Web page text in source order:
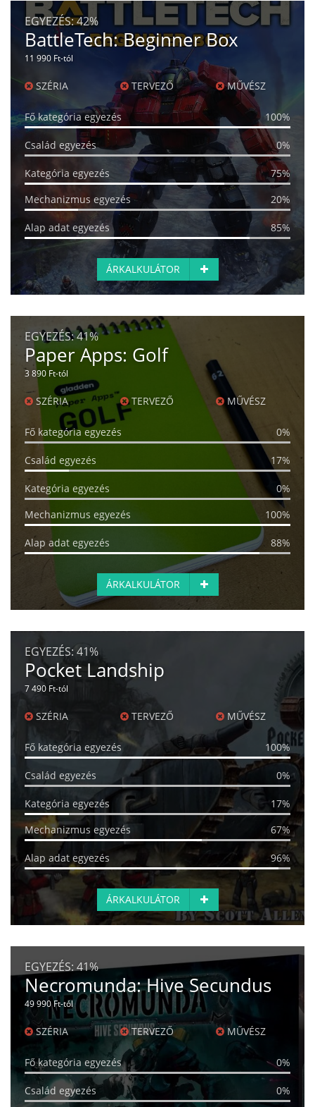
EGYEZÉS:42%
BattleTech: Beginner Box
11 990 Ft-tól
SZÉRIA TERVEZŐ MŰVÉSZ
Fő kategória egyezés 100%
Család egyezés 0%
Kategória egyezés
75%
Mechanizmus egyezés
20%
Alap adat egyezés 85%
ÁRKALKULÁTOR
EGYEZÉS:41%
Paper Apps: Golf
3 890 Ft-tól
SZÉRIA TERVEZŐ MŰVÉSZ
Fő kategória egyezés 0%
Család egyezés 17%
Kategória egyezés
0%
Mechanizmus egyezés
100%
Alap adat egyezés 88%
ÁRKALKULÁTOR
EGYEZÉS: 41%
Pocket Landship
7 490 Ft-tól
SZÉRIA TERVEZŐ MŰVÉSZ
Fő kategória egyezés 100%
Család egyezés 0%
Kategória egyezés
17%
Mechanizmus egyezés
67%
Alap adat egyezés 96%
ÁRKALKULÁTOR
EGYEZÉS:41%
Necromunda: Hive Secundus
49 990 Ft-tól
SZÉRIA TERVEZŐ MŰVÉSZ
Fő kategória egyezés 0%
Család egyezés 0%